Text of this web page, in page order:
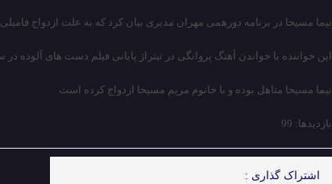
نیما مسیحا در برنامه دورهمی مهران مدیری بیان کرد که به علت ازدواج
این خواننده با خواندن آهنگ پروانگی در تیتراژ پایانی فیلم دست های آلوده در سال ۸۷ کار را بطور رسمی دنبال کرده است این آهنگ باعث دیده شدن و
نیما مسیحا متاهل بوده و با خانوم مریم مسیحا ازدواج کرده است
بازدیدها: 99
اشتراک گذاری :